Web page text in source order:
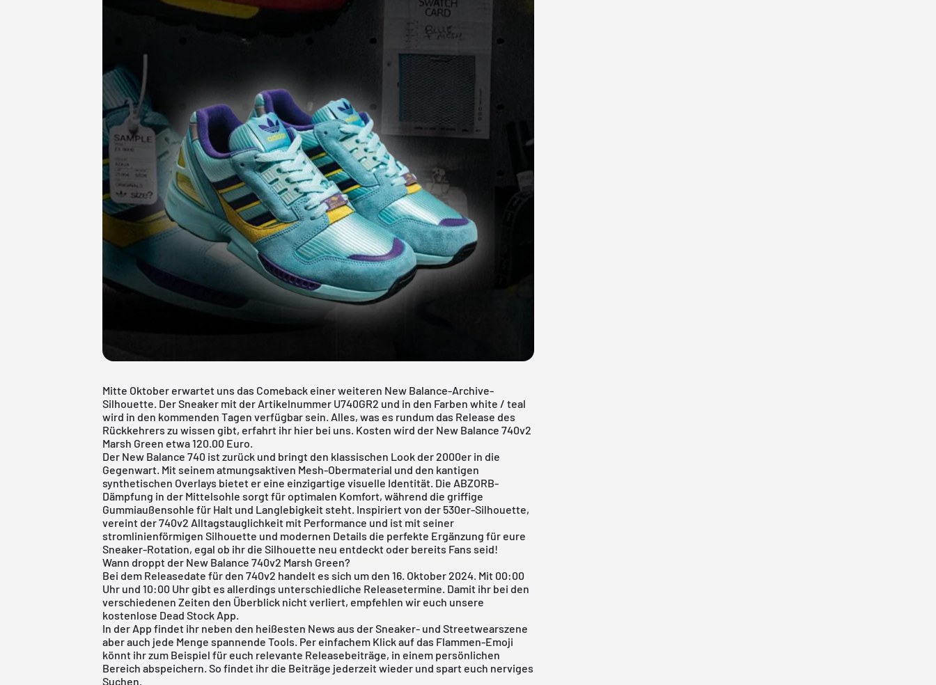
Mitte Oktober erwartet uns das Comeback einer weiteren New Balance-Archive-
Silhouette. Der Sneaker mit der Artikelnummer U740GR2 und in den Farben white / teal
wird in den kommenden Tagen verfügbar sein. Alles, was es rundum das Release des
Rückkehrers zu wissen gibt, erfahrt ihr hier bei uns. Kosten wird der New Balance 740v2
Marsh Green etwa 120.00 Euro.
Der New Balance 740 ist zurück und bringt den klassischen Look der 2000er in die
Gegenwart. Mit seinem atmungsaktiven Mesh-Obermaterial und den kantigen
synthetischen Overlays bietet er eine einzigartige visuelle Identität. Die ABZORB-
Dämpfung in der Mittelsohle sorgt für optimalen Komfort, während die griffige
Gummiaußensohle für Halt und Langlebigkeit steht. Inspiriert von der 530er-Silhouette,
vereint der 740v2 Alltagstauglichkeit mit Performance und ist mit seiner
stromlinienförmigen Silhouette und modernen Details die perfekte Ergänzung für eure
Sneaker-Rotation, egal ob ihr die Silhouette neu entdeckt oder bereits Fans seid!
Wann droppt der New Balance 740v2 Marsh Green?
Bei dem Releasedate für den 740v2 handelt es sich um den 16. Oktober 2024. Mit 00:00
Uhr und 10:00 Uhr gibt es allerdings unterschiedliche Releasetermine. Damit ihr bei den
verschiedenen Zeiten den Überblick nicht verliert, empfehlen wir euch unsere
kostenlose Dead Stock App
In der App findet ihr neben den heißesten News aus der Sneaker- und Streetwearszene
aber auch jede Menge spannende Tools. Per einfachem Klick auf das Flammen-Emoji
könnt ihr zum Beispiel für euch relevante Releasebeiträge, in einem persönlichen
Bereich abspeichern. So findet ihr die Beiträge jederzeit wieder und spart euch nerviges
Suchen.